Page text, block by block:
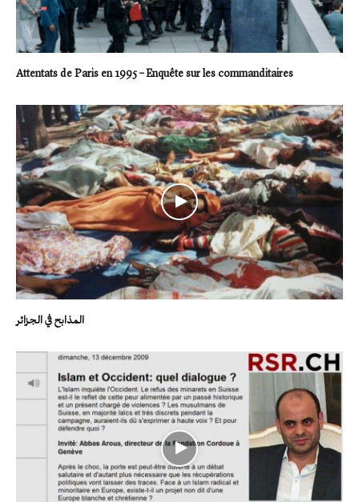
Attentats de Paris en 1995 – Enquête sur les commanditaires
المذابح في الجزائر